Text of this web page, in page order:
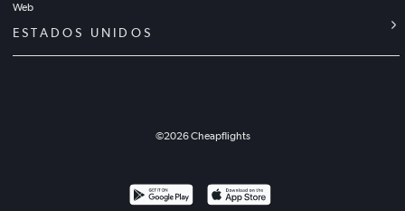
Web
ESTADOS UNIDOS
©2026Cheapflights